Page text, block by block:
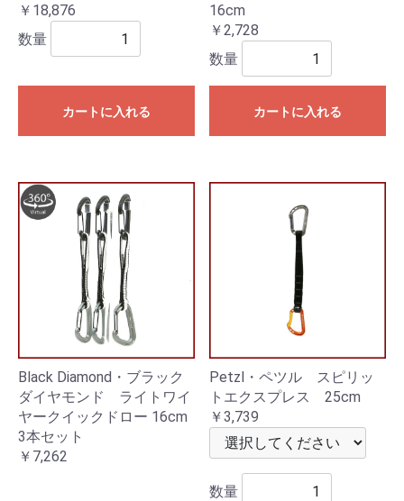
￥18,876
数量
カートに入れる
16cm
￥2,728
数量
カートに入れる
Black Diamond・ブラック
ダイヤモンド ライトワイ
ヤークイックドロー 16cm
3本セット
￥7,262
Petzl・ペツル スピリッ
トエクスプレス 25cm
￥3,739
数量